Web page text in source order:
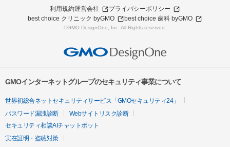
利用規約運営会社
プライバシーポリシー
best choice クリニック byGMO
best choice 歯科 byGMO
©GMO DesignOne, Inc. All Rights reserved.
GMOインターネットグループのセキュリティ事業について
世界初総合ネットセキュリティサービス「GMOセキュリティ24」
パスワード漏洩診断
Webサイトリスク診断
セキュリティ相談AIチャットボット
実在証明・盗聴対策